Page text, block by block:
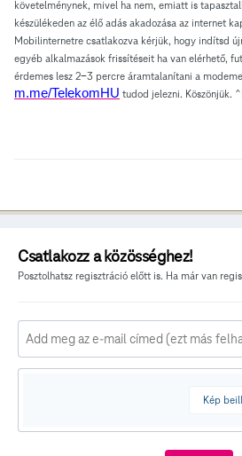
követelménynek, mivel ha nem, emiatt is
készülékeden az élő adás akadozása az internet
Mobilinternetre csatlakozva kérjük, hogy indítsd
egyéb alkalmazások frissítéseit ha van elérhető,
érdemes lesz 2-3 percre áramtalanítani a
m.me/TelekomHU tudod jelezni. Köszönjük.
Csatlakozz a közösséghez!
Posztolhatsz regisztráció előtt is. Ha már van
Kép